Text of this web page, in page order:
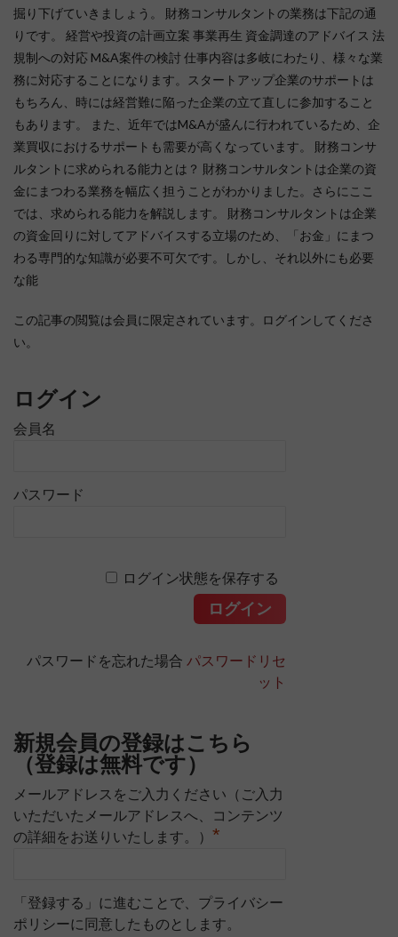
掘り下げていきましょう。 財務コンサルタントの業務は下記の通
りです。 経営や投資の計画立案 事業再生 資金調達のアドバイス 法
規制への対応 M&A案件の検討 仕事内容は多岐にわたり、様々な業
務に対応することになります。スタートアップ企業のサポートは
もちろん、時には経営難に陥った企業の立て直しに参加すること
もあります。 また、近年ではM&Aが盛んに行われているため、企
業買収におけるサポートも需要が高くなっています。 財務コンサ
ルタントに求められる能力とは？ 財務コンサルタントは企業の資
金にまつわる業務を幅広く担うことがわかりました。さらにここ
では、求められる能力を解説します。 財務コンサルタントは企業
の資金回りに対してアドバイスする立場のため、「お金」にまつ
わる専門的な知識が必要不可欠です。しかし、それ以外にも必要
な能
この記事の閲覧は会員に限定されています。ログインしてくださ
い。
ログイン
会員名
パスワード
ログイン状態を保存する
パスワードを忘れた場合 パスワードリセ
ット
新規会員の登録はこちら
（登録は無料です）
メールアドレスをご入力ください（ご入力
いただいたメールアドレスへ、コンテンツ
の詳細をお送りいたします。） *
「登録する」に進むことで、プライバシー
ポリシーに同意したものとします。